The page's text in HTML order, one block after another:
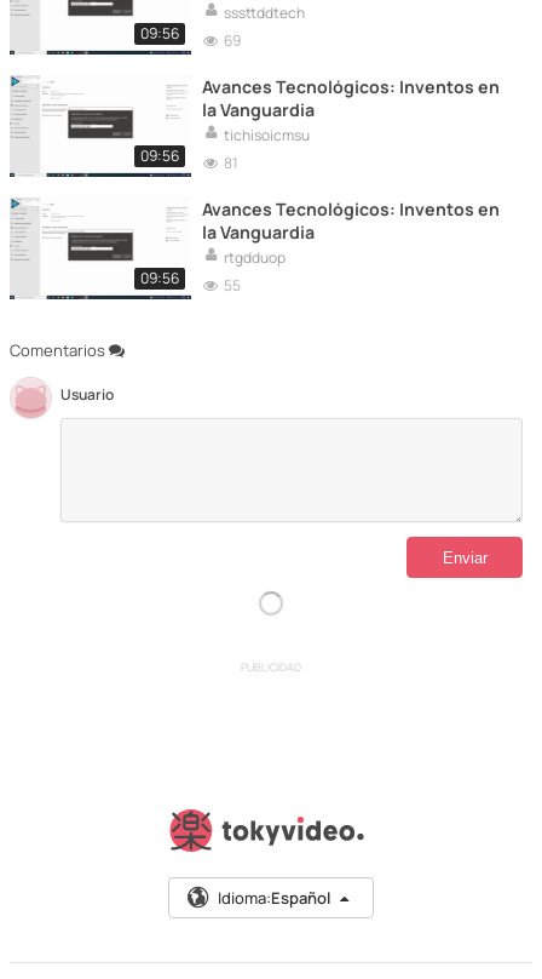
Comentarios
Usuario
09:56
sssttddtech
69
09:56
Avances Tecnológicos: Inventos en
la Vanguardia
tichisoicmsu
81
09:56
Avances Tecnológicos: Inventos en
la Vanguardia
rtgdduop
55
PUBLICIDAD
Idioma:Español